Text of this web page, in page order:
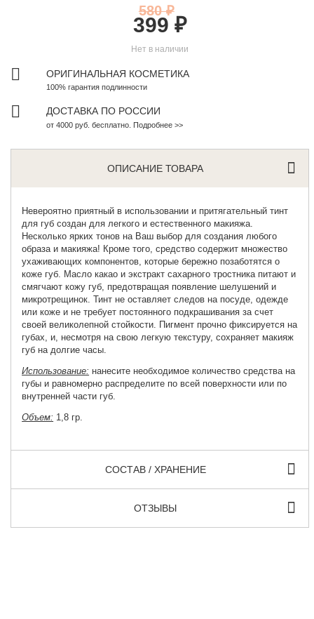
Нет в наличии
399 ₽
580 ₽
ОРИГИНАЛЬНАЯ КОСМЕТИКА
100% гарантия подлинности
ДОСТАВКА ПО РОССИИ
от 4000 руб. бесплатно. Подробнее >>
ОПИСАНИЕ ТОВАРА
Невероятно приятный в использовании и притягательныйтинт
для губ создан для легкого и естественного макияжа.
Несколько ярких тонов на Ваш выбор для создания любого
образа и макияжа! Кроме того, средство содержит множество
ухаживающих компонентов, которые бережно позаботятся о
коже губ. Масло какао и экстракт сахарного тростника питают и
смягчают кожу губ, предотвращая появление шелушений и
микротрещинок. Тинт не оставляет следов на посуде, одежде
или коже и не требует постоянного подкрашивания за счет
своей великолепной стойкости. Пигмент прочно фиксируется на
губах, и, несмотря на свою легкую текстуру, сохраняет макияж
губ на долгие часы.
Использование: нанесите необходимое количество средства на
губы и равномерно распределите по всей поверхности или по
внутренней части губ.
Объем: 1,8 гр.
СОСТАВ / ХРАНЕНИЕ
ОТЗЫВЫ